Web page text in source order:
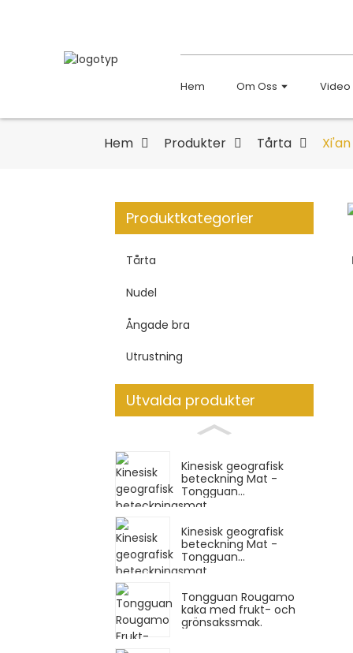
Hem Om Oss Video
Hem Produkter Tårta
Produktkategorier
Tårta
Nudel
Ångade bra
Utrustning
Utvalda produkter
Kinesisk geografisk
beteckning Mat -
Tongguan...
Kinesisk geografisk
beteckning Mat -
Tongguan...
Tongguan Rougamo
kaka med frukt- och
grönsakssmak.